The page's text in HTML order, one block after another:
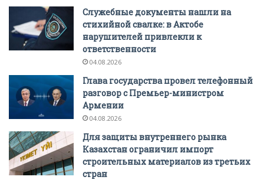
Служебные документы нашли на
стихийной свалке: в Актобе
нарушителей привлекли к
ответственности
04.08.2026
Глава государства провел телефонный
разговор с Премьер-министром
Армении
04.08.2026
Для защиты внутреннего рынка
Казахстан ограничил импорт
строительных материалов из третьих
стран